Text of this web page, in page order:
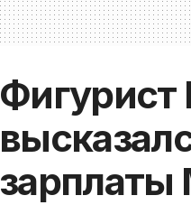
зарплаты